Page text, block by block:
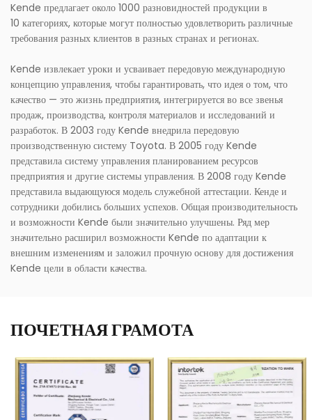
Kende предлагает около 1000 разновидностей продукции в
10 категориях, которые могут полностью удовлетворить различные
требования разных клиентов в разных странах и регионах.
Kende извлекает уроки и усваивает передовую международную
концепцию управления, чтобы гарантировать, что идея о том, что
качество — это жизнь предприятия, интегрируется во все звенья
продаж, производства, контроля материалов и исследований и
разработок. В 2003 году Kende внедрила передовую
производственную систему Toyota. В 2005 году Kende
представила систему управления планированием ресурсов
предприятия и другие системы управления. В 2008 году Kende
представила выдающуюся модель служебной аттестации. Кенде и
сотрудники добились больших успехов. Общая производительность
и возможности Kende были значительно улучшены. Ряд мер
значительно расширил возможности Kende по адаптации к
внешним изменениям и заложил прочную основу для достижения
Kende цели в области качества.
ПОЧЕТНАЯ ГРАМОТА